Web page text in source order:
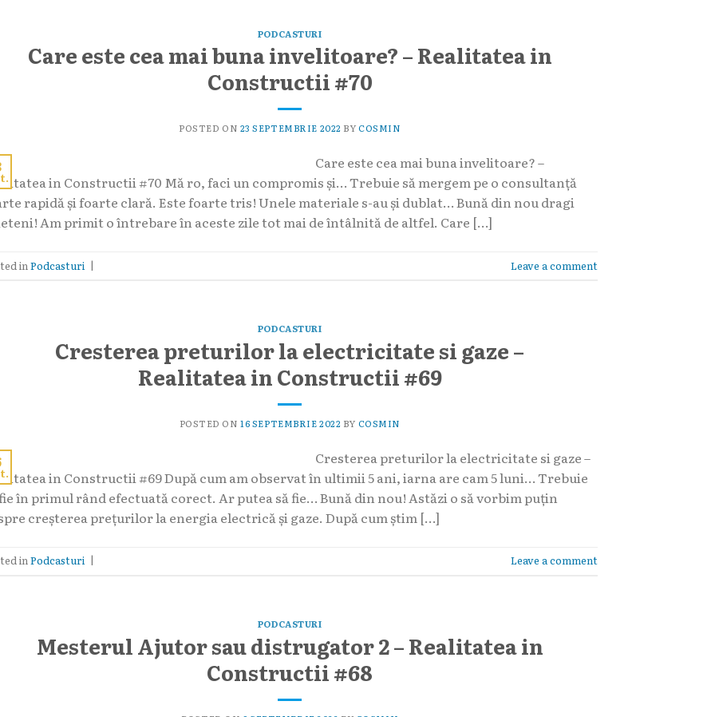
PODCASTURI
Care este cea mai buna invelitoare? – Realitatea in
Constructii #70
POSTED ON 23 SEPTEMBRIE 2022 BYCOSMIN
Care este cea mai buna invelitoare? –
in Constructii #70 Mă ro, faci un compromis și… Trebuie să mergem pe o consultanță
rapidă și foarte clară. Este foarte tris! Unele materiale s-au și dublat… Bună din nou dragi
Am primit o întrebare în aceste zile tot mai de întâlnită de altfel. Care […]
in Podcasturi | Leave a comment
PODCASTURI
Cresterea preturilor la electricitate si gaze –
Realitatea in Constructii #69
POSTED ON16 SEPTEMBRIE 2022 BY COSMIN
Cresterea preturilor la electricitate si gaze –
in Constructii #69 După cum am observat în ultimii 5 ani, iarna are cam 5 luni… Trebuie
în primul rând efectuată corect. Ar putea să fie… Bună din nou! Astăzi o să vorbim puțin
creșterea prețurilor la energia electrică și gaze. După cum știm […]
inPodcasturi | Leave a comment
PODCASTURI
Mesterul Ajutor sau distrugator 2 – Realitatea in
Constructii #68